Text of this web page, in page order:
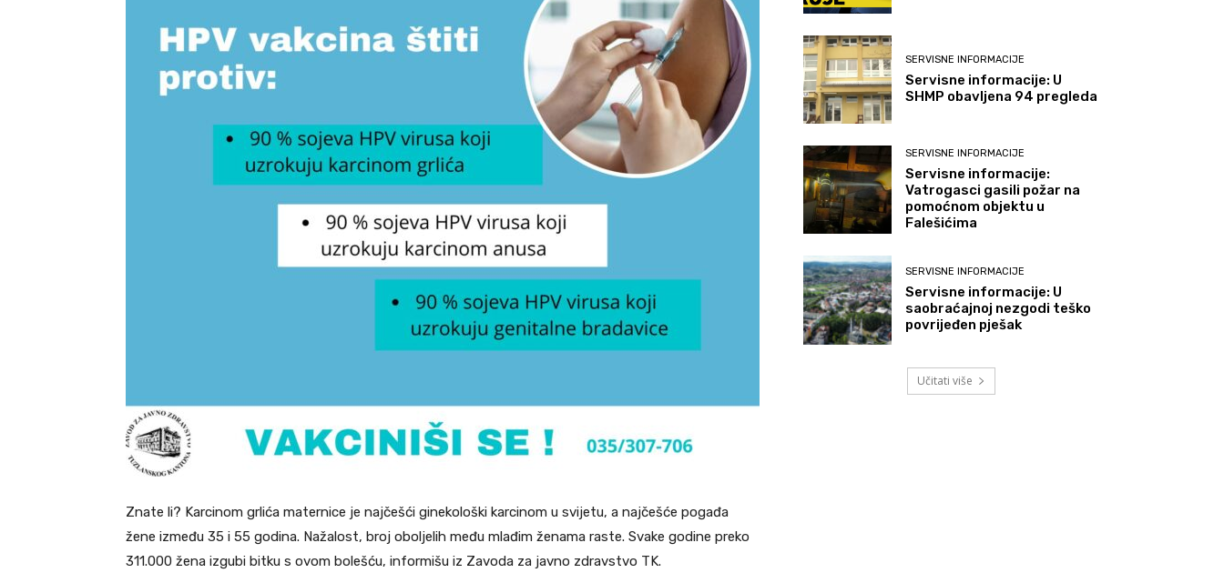
Znate li? Karcinom grlića maternice je najčešći ginekološki karcinom u svijetu, a najčešće pogađa
žene između 35 i 55 godina. Nažalost, broj oboljelih među mlađim ženama raste. Svake godine preko
311.000 žena izgubi bitku s ovom bolešću, informišu iz Zavoda za javno zdravstvo TK.
SERVISNE INFORMACIJE
Servisne informacije: U
SHMP obavljena 94 pregleda
SERVISNE INFORMACIJE
Servisne informacije:
Vatrogasci gasili požar na
pomoćnom objektu u
Falešićima
SERVISNE INFORMACIJE
Servisne informacije: U
saobraćajnoj nezgodi teško
povrijeđen pješak
Učitati više